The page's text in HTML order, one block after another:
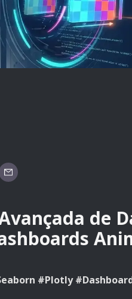
de
#Plotly